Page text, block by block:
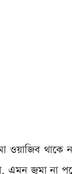
ওয়াজিব থাকে
এমন জুমা না